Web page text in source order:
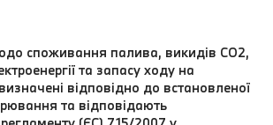
споживання палива, викидів CO2,
та запасу ходу на
відповідно до встановленої
та відповідають